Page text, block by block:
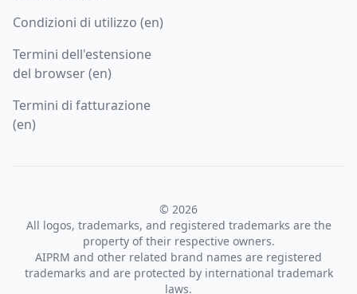
Condizioni di utilizzo (en)
Termini dell'estensione
del browser (en)
Termini di fatturazione
(en)
© 2026
All logos, trademarks, and registered trademarks are the
property of their respective owners.
AIPRM and other related brand names are registered
trademarks and are protected by international trademark
laws.